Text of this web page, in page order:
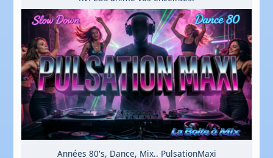
Années 80's, Dance, Mix.. PulsationMaxi